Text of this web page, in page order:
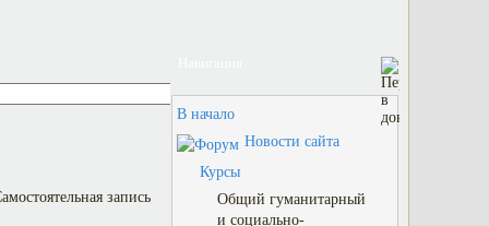
В начало
Новости сайта
Курсы
Общий гуманитарный
и социально-